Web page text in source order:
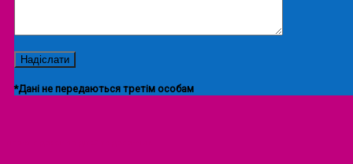
*Дані не передаються третім особам